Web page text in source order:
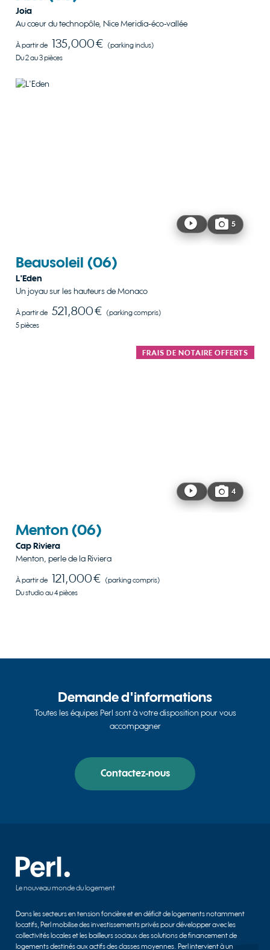
Joia
Au cœur du technopôle, Nice Meridia-éco-vallée
À partir de 135,000 € (parking inclus)
Du 2 au 3 pièces
5
Beausoleil (06)
L'Eden
Un joyau sur les hauteurs de Monaco
À partir de 521,800 € (parking compris)
5 pièces
FRAIS DE NOTAIRE OFFERTS
4
Menton (06)
Cap Riviera
Menton, perle de la Riviera
À partir de 121,000 € (parking compris)
Du studio au 4 pièces
Demande d'informations
Toutes les équipes Perl sont à votre disposition pour vous
accompagner
Contactez-nous
Le nouveau monde du logement
Dans les secteurs en tension foncière et en déficit de logements notamment
locatifs, Perl mobilise des investissements privés pour développer avec les
collectivités locales et les bailleurs sociaux des solutions de financement de
logements destinés aux actifs des classes moyennes. Perl intervient à un